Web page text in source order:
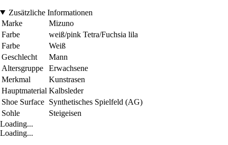
Zusätzliche Informationen
Marke
Mizuno
Farbe
weiß/pink Tetra/Fuchsia lila
Farbe
Weiß
Geschlecht
Mann
Altersgruppe
Erwachsene
Merkmal
Kunstrasen
Hauptmaterial Kalbsleder
Shoe Surface Synthetisches Spielfeld (AG)
Sohle
Steigeisen
Loading...
Loading...